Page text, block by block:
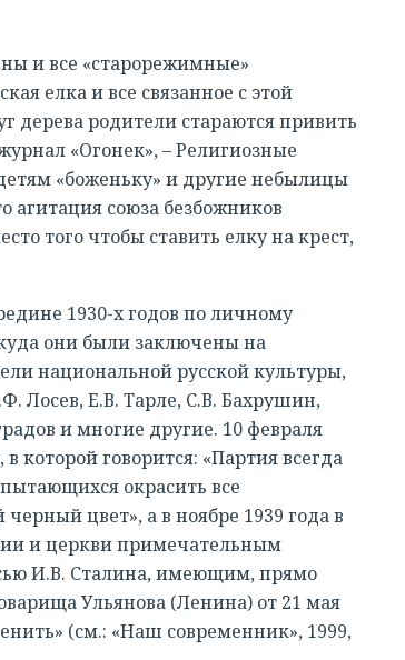
и все «старорежимные»
елка и все связанное с этой
дерева родители стараются привить
«Огонек», – Религиозные
«боженьку» и другие небылицы
агитация союза безбожников
того чтобы ставить елку на крест,
1930-х годов по личному
они были заключены на
национальной русской культуры,
Лосев, Е.В. Тарле, С.В. Бахрушин,
и многие другие. 10 февраля
которой говорится: «Партия всегда
окрасить все
цвет», а в ноябре 1939 года в
и церкви примечательным
И.В. Сталина, имеющим, прямо
Ульянова (Ленина) от 21 мая
(см.: «Наш современник», 1999,